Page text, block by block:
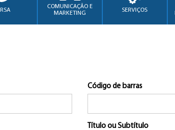
RSA
COMUNICAÇÃO E
MARKETING
SERVIÇOS
Código de barras
Título ou Subtítulo